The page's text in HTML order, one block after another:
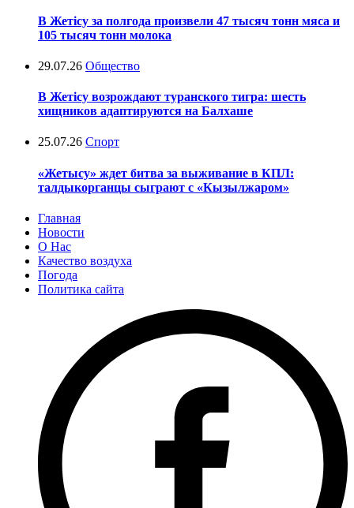
В Жетісу за полгода произвели 47 тысяч тонн мяса и
105 тысяч тонн молока
29.07.26 Общество
В Жетісу возрождают туранского тигра: шесть
хищников адаптируются на Балхаше
25.07.26 Спорт
«Жетысу» ждет битва за выживание в КПЛ:
талдыкорганцы сыграют с «Кызылжаром»
Главная
Новости
О Нас
Качество воздуха
Погода
Политика сайта